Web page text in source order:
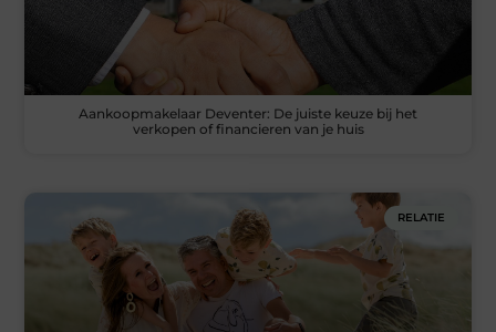
Aankoopmakelaar Deventer: De juiste keuze bij het
verkopen of financieren van je huis
RELATIE